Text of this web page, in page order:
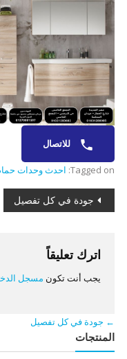
للاتصال
Tagged on: احدث وحدات
تصفّح
جودة في كل تفصيل
اترك تعليقاً
يجب أنت تكون مسجل
← جودة في كل تفصيل
المنتجات